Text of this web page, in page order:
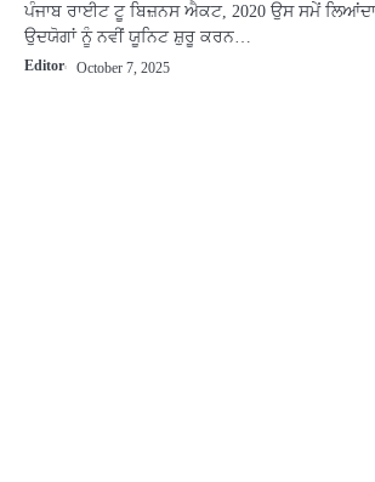
ਪੰਜਾਬ ਰਾਈਟ ਟੂ ਬਿਜ਼ਨਸ ਐਕਟ, 2020 ਉਸ ਸਮੇਂ
ਉਦਯੋਗਾਂ ਨੂੰ ਨਵੀਂ ਯੂਨਿਟ ਸ਼ੁਰੂ ਕਰਨ…
Editor October 7, 2025